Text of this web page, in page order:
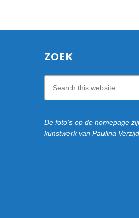
ZOEK
this
website
De foto’s op de homepage
kunstwerk van Paulina